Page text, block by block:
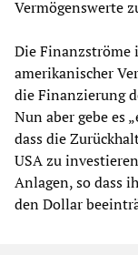
Vermögenswerte
Die Finanzströme
amerikanischer
die Finanzierung
Nun aber gebe es
dass die
USA zu
Anlagen, so dass
den Dollar